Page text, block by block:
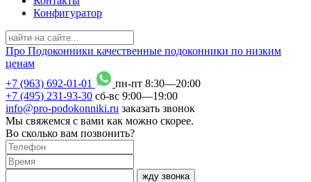
Конфигуратор
Про Подоконники качественные подоконники по низким
ценам
+7 (963) 692-01-01
пн-пт 8:30—20:00
+7 (495) 231-93-30 сб-вс 9:00—19:00
info@pro-podokonniki.ru заказать звонок
Мы свяжемся с вами как можно скорее.
Во сколько вам позвонить?
жду звонка